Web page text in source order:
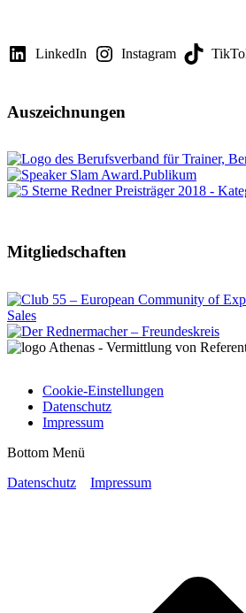
LinkedIn Instagram
Auszeichnungen
Mitgliedschaften
Cookie-Einstellungen
Datenschutz
Impressum
Bottom Menü
Datenschutz
Impressum